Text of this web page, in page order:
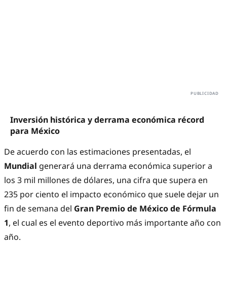
Inversión histórica y derrama económica récord
para México
De acuerdo con las estimaciones presentadas, el
Mundial generará una derrama económica superior a
los 3 mil millones de dólares, una cifra que supera en
235 por ciento el impacto económico que suele dejar un
fin de semana del Gran Premio de México de Fórmula
1, el cual es el evento deportivo más importante año con
año.